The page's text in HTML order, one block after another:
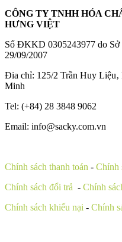
CÔNG TY TNHH HÓA
HƯNG VIỆT
Số ĐKKD 0305243977 do
29/09/2007
Đia chỉ: 125/2 Trần Huy
Minh
Tel: (+84) 28 3848 9062
Email: info@sacky.com.vn
Chính sách thanh toán - Chính
Chính sách đổi trả - Chính
Chính sách khiếu nại - Chính